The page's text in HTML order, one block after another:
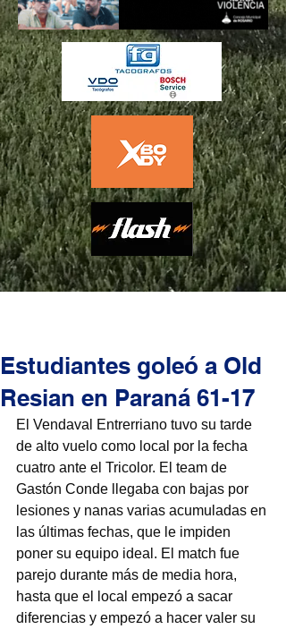
Estudiantes goleó a Old
Resian en Paraná 61-17
El Vendaval Entrerriano tuvo su tarde
de alto vuelo como local por la fecha
cuatro ante el Tricolor. El team de
Gastón Conde llegaba con bajas por
lesiones y nanas varias acumuladas en
las últimas fechas, que le impiden
poner su equipo ideal. El match fue
parejo durante más de media hora,
hasta que el local empezó a sacar
diferencias y empezó a hacer valer su